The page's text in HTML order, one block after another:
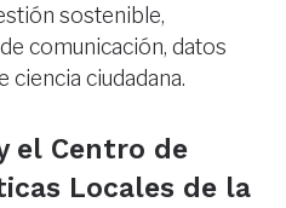
sostenible,
comunicación, datos
ciudadana.
el Centro de
Locales de la